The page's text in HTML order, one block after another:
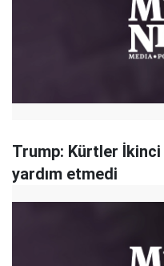
Trump: Kürtler İkinci
yardım etmedi